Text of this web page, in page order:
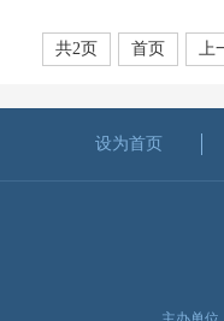
共2页 首页 上
设为首页